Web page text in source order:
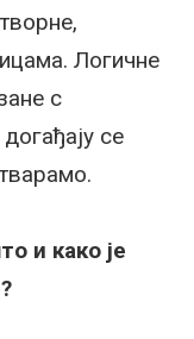
Логичне
с
се
и како је